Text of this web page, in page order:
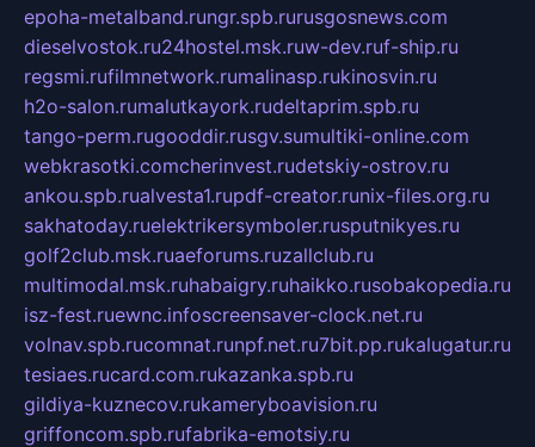
epoha-metalband.rungr.spb.rurusgosnews.com
dieselvostok.ru24hostel.msk.ruw-dev.ruf-ship.ru
regsmi.rufilmnetwork.rumalinasp.rukinosvin.ru
h2o-salon.rumalutkayork.rudeltaprim.spb.ru
tango-perm.rugooddir.rusgv.sumultiki-online.com
webkrasotki.comcherinvest.rudetskiy-ostrov.ru
ankou.spb.rualvesta1.rupdf-creator.runix-files.org.ru
sakhatoday.ruelektrikersymboler.rusputnikyes.ru
golf2club.msk.ruaeforums.ruzallclub.ru
multimodal.msk.ruhabaigry.ruhaikko.rusobakopedia.ru
isz-fest.ruewnc.infoscreensaver-clock.net.ru
volnav.spb.rucomnat.runpf.net.ru7bit.pp.rukalugatur.ru
tesiaes.rucard.com.rukazanka.spb.ru
gildiya-kuznecov.rukameryboavision.ru
griffoncom.spb.rufabrika-emotsiy.ru